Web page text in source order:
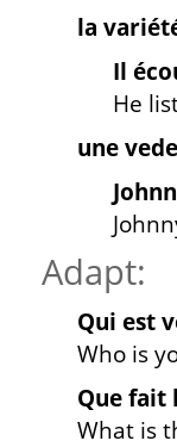
la
Il
He
une
Adapt:
Qui est
Who is
Que fait
What is